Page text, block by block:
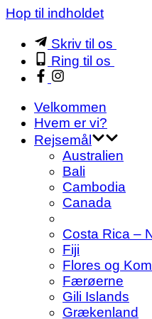
Hop til indholdet
Skriv til os
Ring til os
Velkommen
Hvem er vi?
Rejsemål
Australien
Bali
Cambodia
Canada
Costa Rica –
Fiji
Flores og
Færøerne
Gili Islands
Grækenland